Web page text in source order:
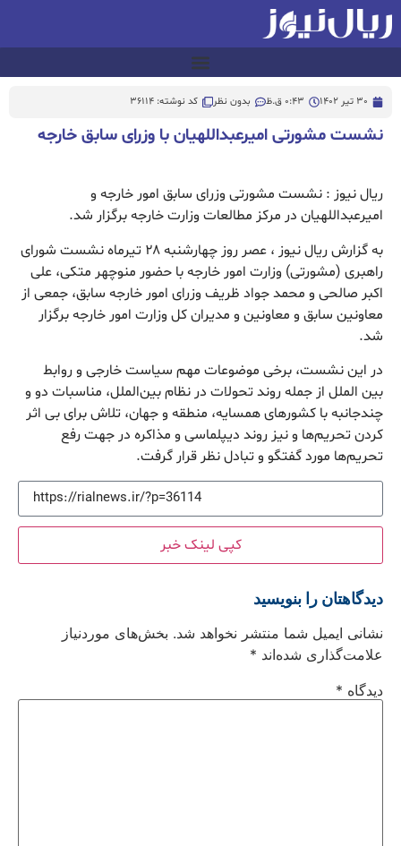
30 تیر 1402 0:43 ق.ظ بدون نظر کد نوشته: 36114
نشست مشورتی امیرعبداللهیان با وزرای سابق خارجه
ریال نیوز : نشست مشورتی وزرای سابق امور خارجه و
امیرعبداللهیان در مرکز مطالعات وزارت خارجه برگزار شد.
به گزارش ریال نیوز ، عصر روز چهارشنبه ۲۸ تیرماه نشست شورای
راهبری (مشورتی) وزارت امور خارجه با حضور منوچهر متکی، علی
اکبر صالحی و محمد جواد ظریف وزرای امور خارجه سابق، جمعی از
معاونین سابق و معاونین و مدیران کل وزارت امور خارجه برگزار
شد.
در این نشست، برخی موضوعات مهم سیاست خارجی و روابط
بین الملل از جمله روند تحولات در نظام بین‌الملل، مناسبات دو و
چندجانبه با کشورهای همسایه، منطقه و جهان، تلاش برای بی اثر
کردن تحریم‌ها و نیز روند دیپلماسی و مذاکره در جهت رفع
تحریم‌ها مورد گفتگو و تبادل نظر قرار گرفت.
کپی لینک خبر
دیدگاهتان را بنویسید
نشانی ایمیل شما منتشر نخواهد شد. بخش‌های موردنیاز
علامت‌گذاری شده‌اند *
دیدگاه *